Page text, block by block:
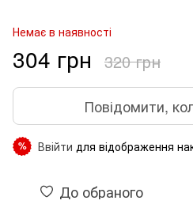
Немає в наявності
304 грн 320 грн
Повідомити,
% Ввійти для відображення
До обраного